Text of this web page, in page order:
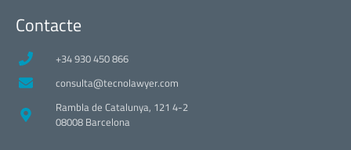
Contacte
+34 930 450 866
consulta@tecnolawyer.com
Rambla de Catalunya, 121 4-2
08008 Barcelona